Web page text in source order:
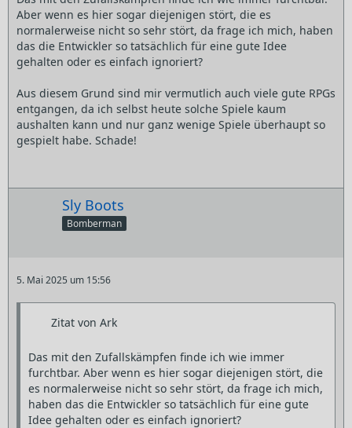
Aber wenn es hier sogar diejenigen stört, die es
normalerweise nicht so sehr stört, da frage ich mich, haben
das die Entwickler so tatsächlich für eine gute Idee
gehalten oder es einfach ignoriert?
Aus diesem Grund sind mir vermutlich auch viele gute RPGs
entgangen, da ich selbst heute solche Spiele kaum
aushalten kann und nur ganz wenige Spiele überhaupt so
gespielt habe. Schade!
Sly Boots
Bomberman
5. Mai 2025 um 15:56
Zitat von Ark
Das mit den Zufallskämpfen finde ich wie immer
furchtbar. Aber wenn es hier sogar diejenigen stört, die
es normalerweise nicht so sehr stört, da frage ich mich,
haben das die Entwickler so tatsächlich für eine gute
Idee gehalten oder es einfach ignoriert?